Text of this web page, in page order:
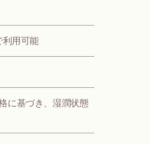
利用可能
に基づき、湿潤状態